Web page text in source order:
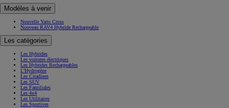
Modèles à venir
Nouvelle Yaris Cross
Nouveau RAV4 Hybride Rechargeable
Les catégories
Les Hybrides
Les voitures électriques
Les Hybrides Rechargeables
L'Hydrogène
Les Citadines
Les SUV
Les Familiales
Les 4x4
Les Utilitaires
Les Sportives